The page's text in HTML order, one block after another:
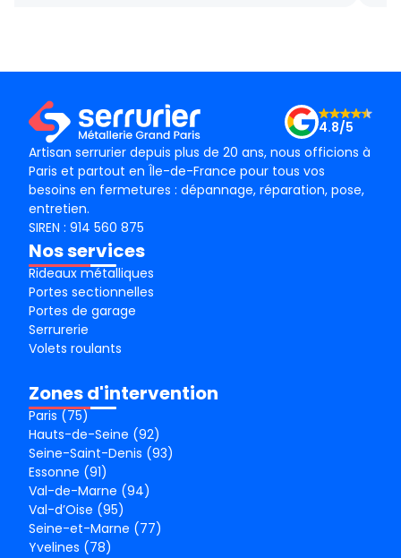
Artisan serrurier depuis plus de 20 ans, nous officions à
Paris et partout en Île-de-France pour tous vos
besoins en fermetures : dépannage, réparation, pose,
entretien.
4.8/5
SIREN : 914 560 875
Nos services
Rideaux métalliques
Portes sectionnelles
Portes de garage
Serrurerie
Volets roulants
Zones d'intervention
Paris (75)
Hauts-de-Seine (92)
Seine-Saint-Denis (93)
Essonne (91)
Val-de-Marne (94)
Val-d’Oise (95)
Seine-et-Marne (77)
Yvelines (78)